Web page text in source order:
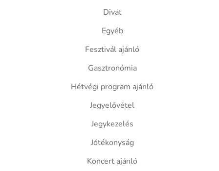
Divat
Egyéb
Fesztivál ajánló
Gasztronómia
Hétvégi program ajánló
Jegyelővétel
Jegykezelés
Jótékonyság
Koncert ajánló